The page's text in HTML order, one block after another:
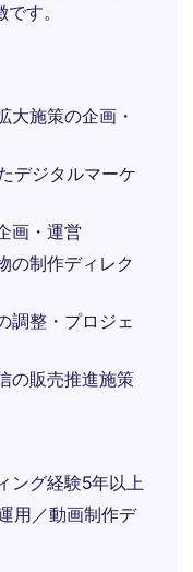
す。
大施策の企画・
デジタルマーケ
画・運営
の制作ディレク
調整・プロジェ
の販売推進施策
ング経験5年以上
用／動画制作デ